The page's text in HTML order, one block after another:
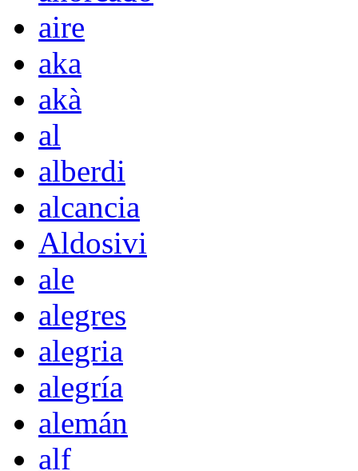
aire
aka
akà
al
alberdi
alcancia
Aldosivi
ale
alegres
alegria
alegría
alemán
alf